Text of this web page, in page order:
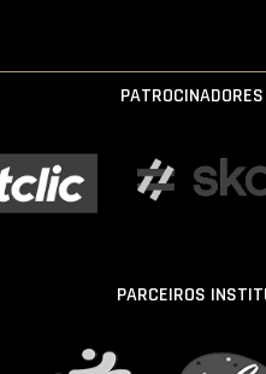
PARCEIROS